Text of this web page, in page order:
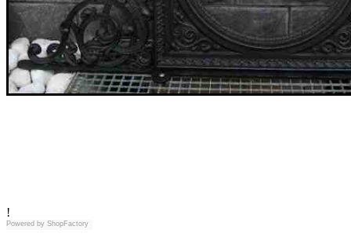
!
Powered by ShopFactory